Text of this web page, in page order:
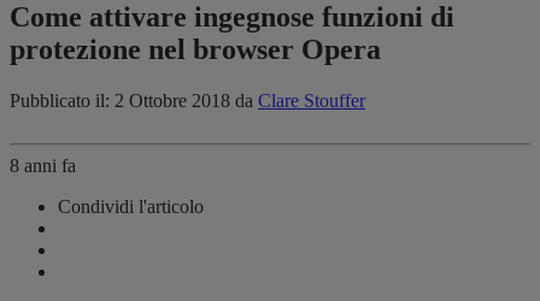
Come attivare ingegnose funzioni di
protezione nel browser Opera
Pubblicato il: 2 Ottobre 2018 da Clare Stouffer
8 anni fa
Condividi l'articolo